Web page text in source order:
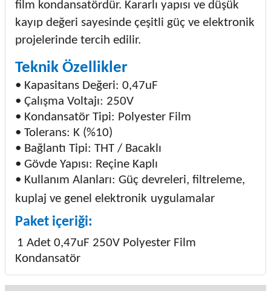
film kondansatördür. Kararlı yapısı ve düşük
kayıp değeri sayesinde çeşitli güç ve elektronik
projelerinde tercih edilir.
Teknik Özellikler
• Kapasitans Değeri: 0,47uF
• Çalışma Voltajı: 250V
• Kondansatör Tipi: Polyester Film
• Tolerans: K (%10)
• Bağlantı Tipi: THT / Bacaklı
• Gövde Yapısı: Reçine Kaplı
• Kullanım Alanları: Güç devreleri, filtreleme,
kuplaj ve genel elektronik uygulamalar
Paket içeriği:
1 Adet 0,47uF 250V Polyester Film
Kondansatör